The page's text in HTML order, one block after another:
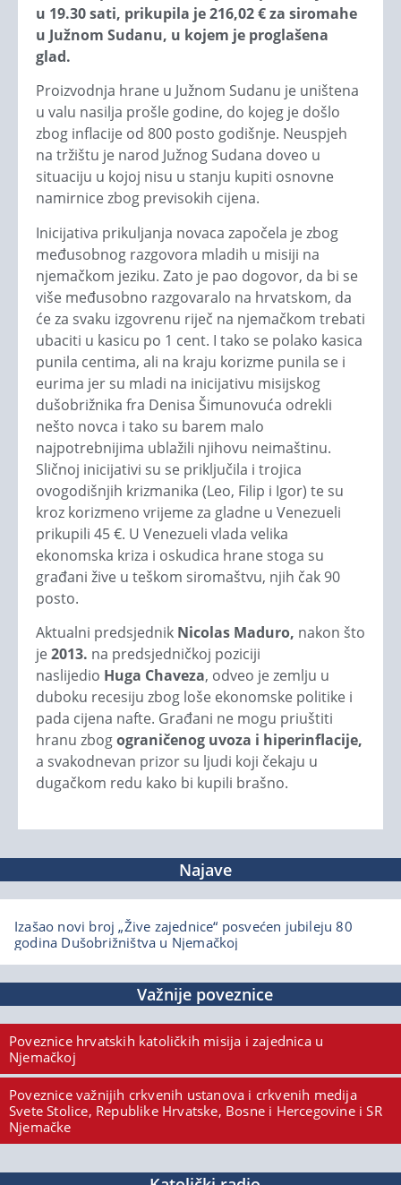
u 19.30 sati, prikupila je 216,02 € za siromahe
u Južnom Sudanu, u kojem je proglašena
glad.
Proizvodnja hrane u Južnom Sudanu je uništena
u valu nasilja prošle godine, do kojeg je došlo
zbog inflacije od 800 posto godišnje. Neuspjeh
na tržištu je narod Južnog Sudana doveo u
situaciju u kojoj nisu u stanju kupiti osnovne
namirnice zbog previsokih cijena.
Inicijativa prikuljanja novaca započela je zbog
međusobnog razgovora mladih u misiji na
njemačkom jeziku. Zato je pao dogovor, da bi se
više međusobno razgovaralo na hrvatskom, da
će za svaku izgovrenu riječ na njemačkom trebati
ubaciti u kasicu po 1 cent. I tako se polako kasica
punila centima, ali na kraju korizme punila se i
eurima jer su mladi na inicijativu misijskog
dušobrižnika fra Denisa Šimunovuća odrekli
nešto novca i tako su barem malo
najpotrebnijima ublažili njihovu neimaštinu.
Sličnoj inicijativi su se priključila i trojica
ovogodišnjih krizmanika (Leo, Filip i Igor) te su
kroz korizmeno vrijeme za gladne u Venezueli
prikupili 45 €. U Venezueli vlada velika
ekonomska kriza i oskudica hrane stoga su
građani žive u teškom siromaštvu, njih čak 90
posto.
Aktualni predsjednik Nicolas Maduro, nakon što
je2013. na predsjedničkoj poziciji
naslijedio Huga Chaveza, odveo je zemlju u
duboku recesiju zbog loše ekonomske politike i
pada cijena nafte. Građani ne mogu priuštiti
hranu zbogograničenog uvoza i hiperinflacije,
a svakodnevan prizor su ljudi koji čekaju u
dugačkom redu kako bi kupili brašno.
Najave
Izašao novi broj „Žive zajednice“ posvećen jubileju 80
godina Dušobrižništva u Njemačkoj
Važnije poveznice
Poveznice hrvatskih katoličkih misija i zajednica u
Njemačkoj
Poveznice važnijih crkvenih ustanova i crkvenih medija
Svete Stolice, Republike Hrvatske, Bosne i Hercegovine i SR
Njemačke